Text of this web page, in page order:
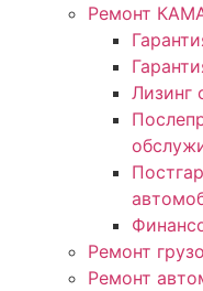
Ремонт
Лизинг
Ремонт
Ремонт